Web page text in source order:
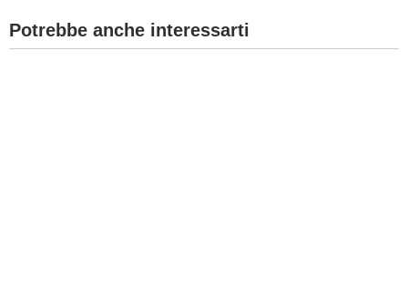
Potrebbe anche interessarti